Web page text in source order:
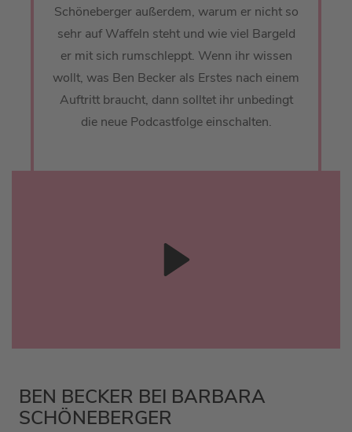
Schöneberger außerdem, warum er nicht so
sehr auf Waffeln steht und wie viel Bargeld
er mit sich rumschleppt. Wenn ihr wissen
wollt, was Ben Becker als Erstes nach einem
Auftritt braucht, dann solltet ihr unbedingt
die neue Podcastfolge einschalten.
BEN BECKER BEI BARBARA
SCHÖNEBERGER